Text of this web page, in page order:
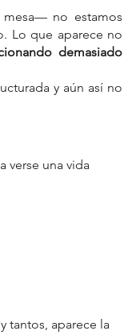
no estamos
Lo que aparece no
demasiado
y aún así no
verse una vida
tantos, aparece la